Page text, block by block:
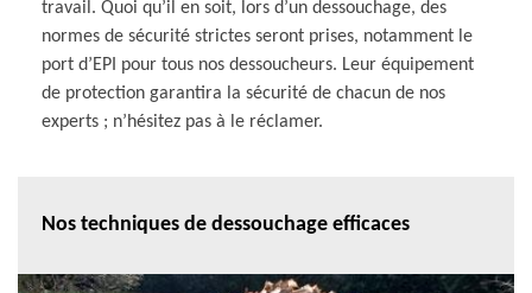
travail. Quoi qu’il en soit, lors d’un dessouchage, des
normes de sécurité strictes seront prises, notamment le
port d’EPI pour tous nos dessoucheurs. Leur équipement
de protection garantira la sécurité de chacun de nos
experts ; n’hésitez pas à le réclamer.
Nos techniques de dessouchage efficaces